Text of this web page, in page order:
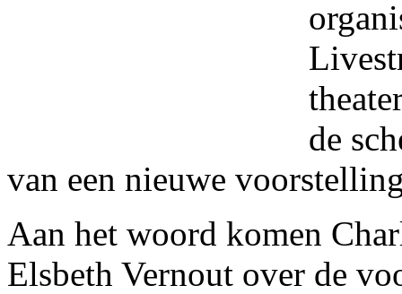
de
van een nieuwe
Aan het woord komen
Elsbeth Vernout over de